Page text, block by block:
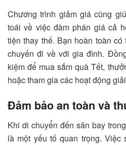
Chương trình giảm giá cũng
toái về việc đàm phán giá cả
tiện thay thế. Bạn hoàn toàn
chuyến đi về với gia đình.
kiệm để mua sắm quà Tết,
hoặc tham gia các hoạt động
Đảm bảo an toàn và
Khi di chuyển đến sân bay
là một yếu tố quan trọng.